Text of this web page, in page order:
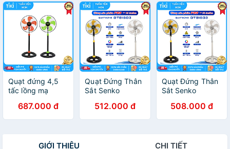
Quạt đứng 4,5
tấc lồng mạ
DCN1808 - Màu
ngẫu nhiên -
687.000 đ
Quạt Đứng Thân
Sắt Senko
ngẫu nhiên -
Hàng Chính Hãng
512.000 đ
Quạt Đứng Thân
Sắt Senko
Chính Hãng
508.000 đ
GIỚI THIỆU CHI TIẾT